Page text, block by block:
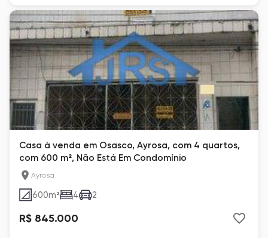
Casa à venda em Osasco, Ayrosa, com 4 quartos,
com 600 m², Não Está Em Condomínio
Ayrosa
600m² 4 2
R$ 845.000